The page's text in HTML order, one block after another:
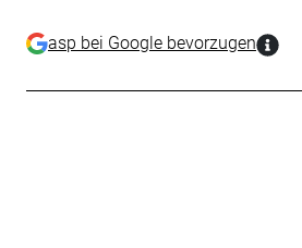
asp bei Google bevorzugen